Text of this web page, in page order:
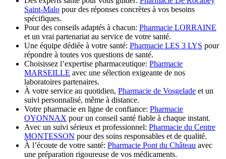
Saint-Malo pour des réponses concrètes à vos besoins
spécifiques.
Pour des conseils adaptés à chacun: Pharmacie LORRAINE
et un vrai partenariat au service de votre santé.
Une équipe dédiée à votre santé: Pharmacie LES 3 LYS pour
répondre à toutes vos questions de santé.
Choisissez l’expertise pharmaceutique: Pharmacie
MARSEILLE avec une sélection exigeante de nos
laboratoires partenaires.
À votre service au quotidien, Pharmacie de Vosgelade et un
suivi personnalisé, même à distance.
Votre pharmacie en ligne de confiance: Pharmacie
OYONNAX pour un conseil santé fiable à chaque instant.
Avec un suivi sérieux et professionnel: Pharmacie du Centre
MONTESSON pour des soins responsables et de qualité.
À l’écoute de votre santé: Pharmacie Pont du Château avec
une préparation rigoureuse de vos médicaments.